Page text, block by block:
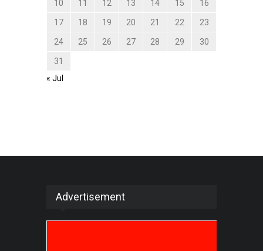
10 11 12 13 14 15 16
17 18 19 20 21 22 23
24 25 26 27 28 29 30
31
« Jul
Advertisement